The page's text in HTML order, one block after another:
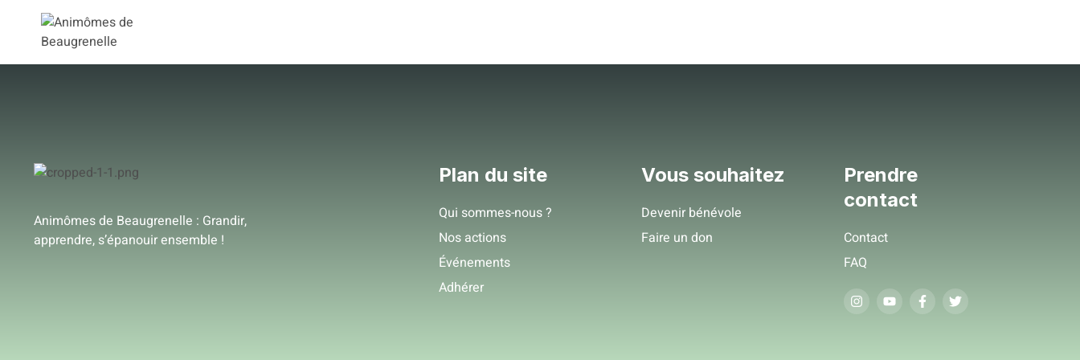
Animômes de Beaugrenelle : Grandir,
apprendre, s’épanouir ensemble !
Plan du site
Qui sommes-nous ?
Nos actions
Événements
Adhérer
Vous souhaitez
Devenir bénévole
Faire un don
Prendre
contact
Contact
FAQ